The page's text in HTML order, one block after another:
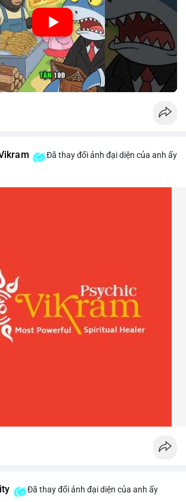
Đã thay đổi ảnh đại diện của anh ấy
Đã thay đổi ảnh đại diện của anh ấy